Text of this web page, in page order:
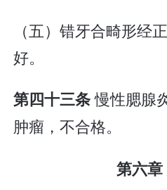
（五）错牙合畸形经
好。
第四十三条慢性腮腺
肿瘤，不合格。
第六